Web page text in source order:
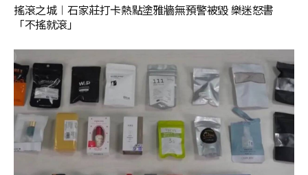
搖滾之城︱石家莊打卡熱點塗雅牆無預警被毀 樂迷怒書
「不搖就滾」